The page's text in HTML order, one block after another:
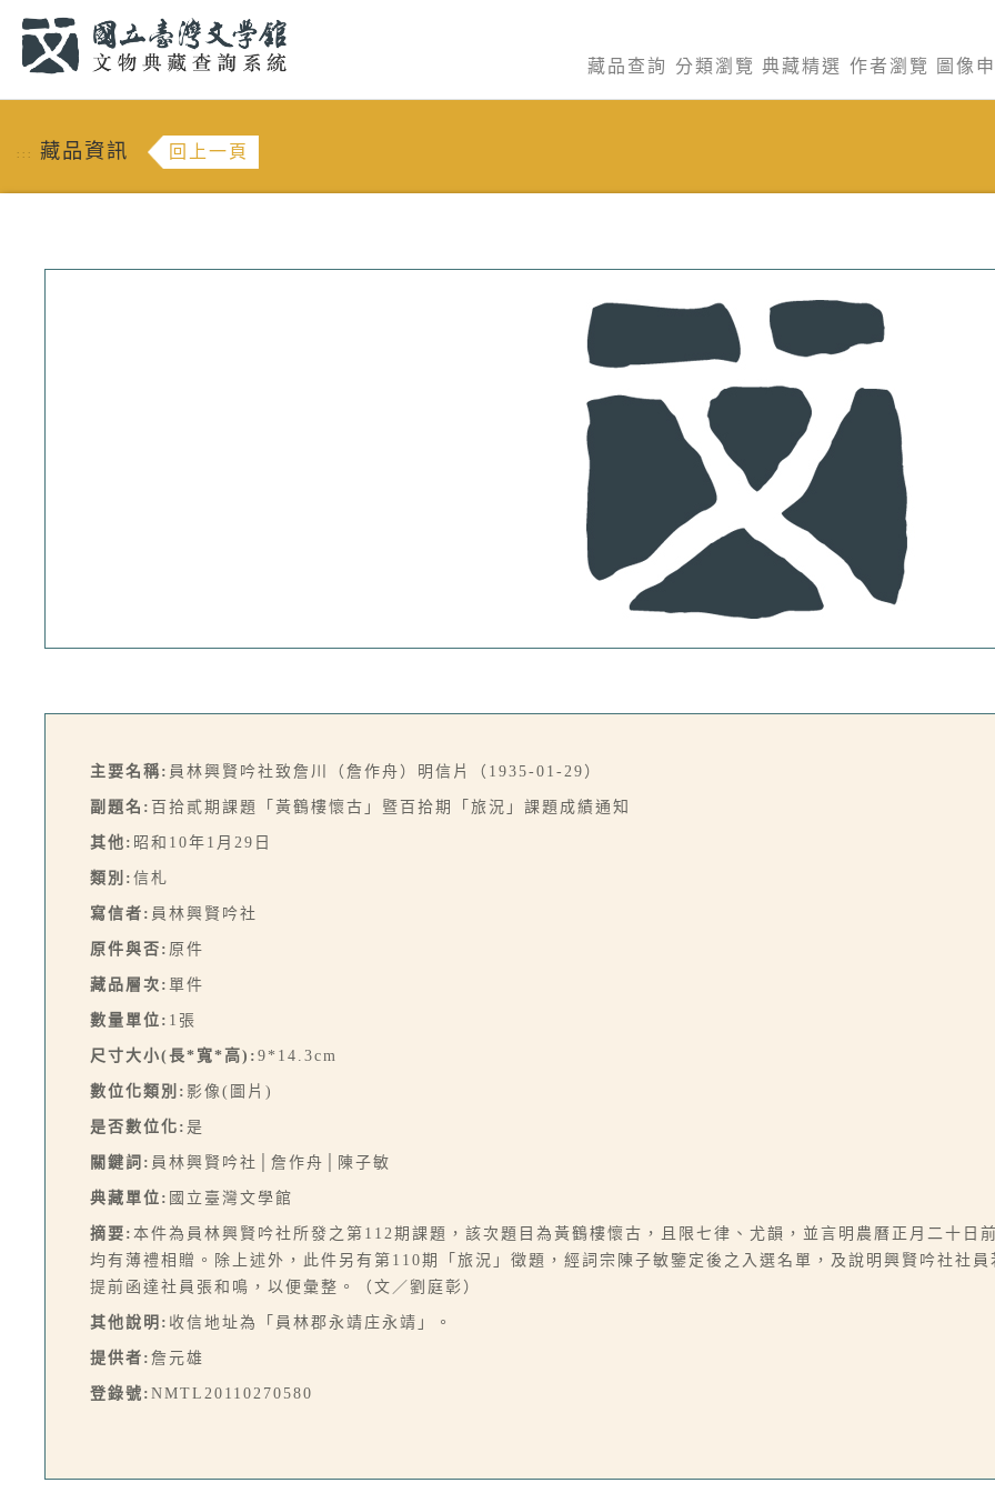
藏品查詢 分類瀏覽 典藏精選 作者瀏覽 圖像
::: 藏品資訊 回上一頁
主要名稱: 員林興賢吟社致詹川（詹作舟）明信片（1935-01-29）
副題名: 百拾貳期課題「黃鶴樓懷古」暨百拾期「旅況」課題成績通知
其他: 昭和10年1月29日
類別: 信札
寫信者: 員林興賢吟社
原件與否: 原件
藏品層次: 單件
數量單位: 1張
尺寸大小(長*寬*高): 9*14.3cm
數位化類別: 影像(圖片)
是否數位化: 是
關鍵詞: 員林興賢吟社│詹作舟│陳子敏
典藏單位: 國立臺灣文學館
摘要: 本件為員林興賢吟社所發之第112期課題，該次題目為黃鶴樓懷古，且限七律、尤韻，並言明農曆正月二十日
均有薄禮相贈。除上述外，此件另有第110期「旅況」徵題，經詞宗陳子敏鑒定後之入選名單，及說明興賢吟社社
提前函達社員張和鳴，以便彙整。（文／劉庭彰）
其他說明: 收信地址為「員林郡永靖庄永靖」。
提供者: 詹元雄
登錄號: NMTL20110270580